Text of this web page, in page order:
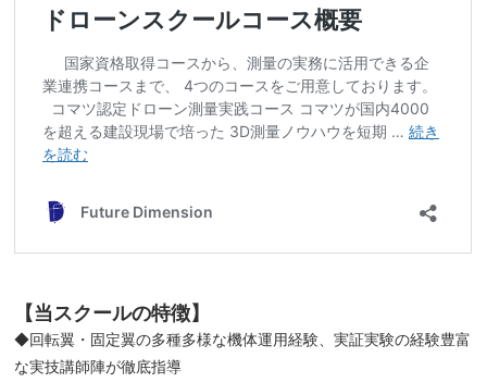
【当スクールの特徴】
◆回転翼・固定翼の多種多様な機体運用経験、実証実験の経験豊富
な実技講師陣が徹底指導